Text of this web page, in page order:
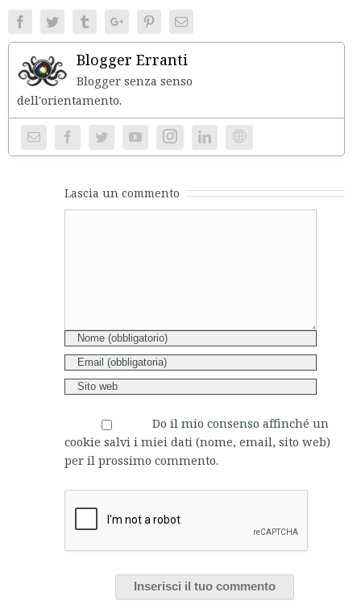
FacebookTwitter TumblrGoogle+PinterestEmail
Blogger Erranti
Blogger senza senso
Instagram Website
Lascia un commento
Do il mio consenso affinché un
cookie salvi i miei dati (nome, email, sito web)
per il prossimo commento.